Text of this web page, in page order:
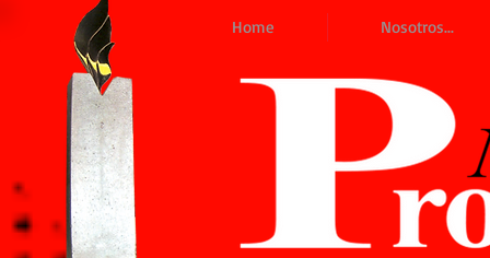
Home Nosotros...